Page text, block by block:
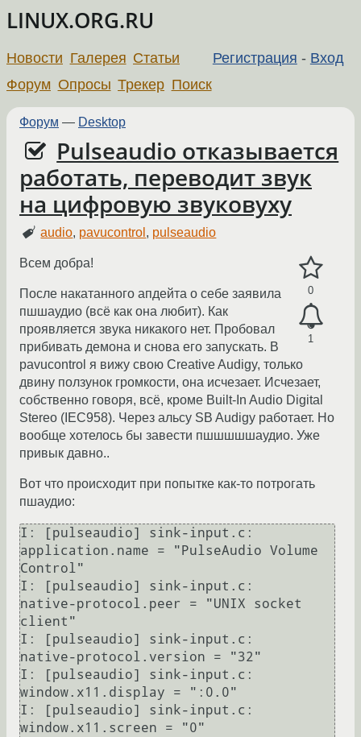
LINUX.ORG.RU
Регистрация - Вход
Новости Галерея Статьи
Форум Опросы Трекер Поиск
Форум — Desktop
Pulseaudio отказывается
работать, переводит звук
на цифровую звуковуху
audio, pavucontrol , pulseaudio
0
1
Всем добра!
После накатанного апдейта о себе заявила
пшшаудио (всё как она любит). Как
проявляется звука никакого нет. Пробовал
прибивать демона и снова его запускать. В
pavucontrol я вижу свою Creative Audigy, только
двину ползунок громкости, она исчезает. Исчезает,
собственно говоря, всё, кроме Built-In Audio Digital
Stereo (IEC958). Через альсу SB Audigy работает. Но
вообще хотелось бы завести пшшшшшаудио. Уже
привык давно..
Вот что происходит при попытке как-то потрогать
пшаудио:
I: [pulseaudio] sink-input.c:
application.name = "PulseAudio Volume
Control"
I: [pulseaudio] sink-input.c:
native-protocol.peer = "UNIX socket
client"
I: [pulseaudio] sink-input.c:
native-protocol.version = "32"
I: [pulseaudio] sink-input.c:
window.x11.display = ":0.0"
I: [pulseaudio] sink-input.c:
window.x11.screen = "0"